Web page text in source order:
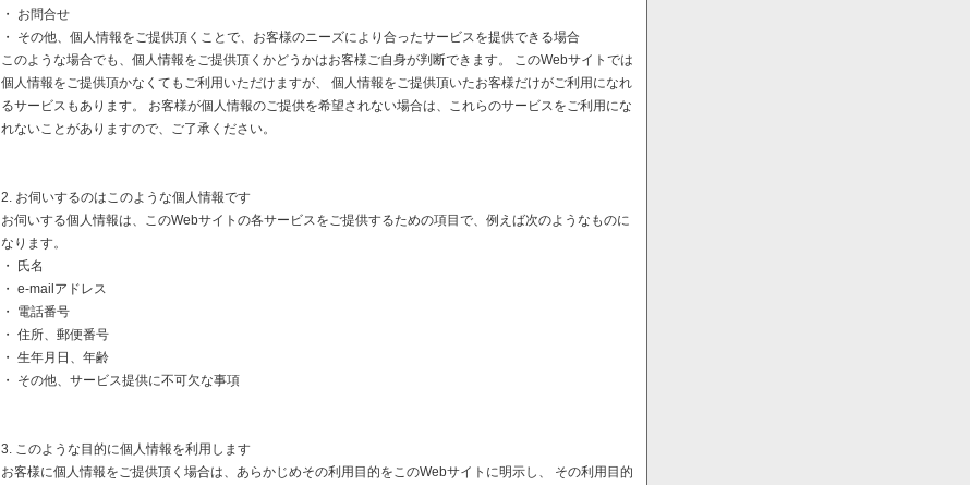
・ お問合せ
・ その他、個人情報をご提供頂くことで、お客様のニーズにより合ったサービスを提供できる場合
このような場合でも、個人情報をご提供頂くかどうかはお客様ご自身が判断できます。 このWebサイトでは
個人情報をご提供頂かなくてもご利用いただけますが、 個人情報をご提供頂いたお客様だけがご利用になれ
るサービスもあります。 お客様が個人情報のご提供を希望されない場合は、これらのサービスをご利用にな
れないことがありますので、ご了承ください。
2. お伺いするのはこのような個人情報です
お伺いする個人情報は、このWebサイトの各サービスをご提供するための項目で、例えば次のようなものに
なります。
・ 氏名
・ e-mailアドレス
・ 電話番号
・ 住所、郵便番号
・ 生年月日、年齢
・ その他、サービス提供に不可欠な事項
3. このような目的に個人情報を利用します
お客様に個人情報をご提供頂く場合は、あらかじめその利用目的をこのWebサイトに明示し、 その利用目的